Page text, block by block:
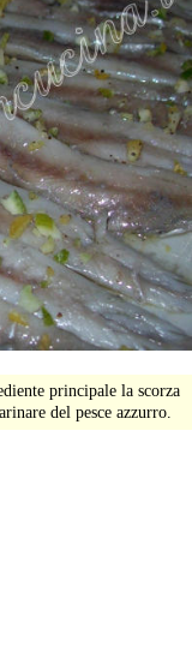
principale la scorza
del pesce azzurro.